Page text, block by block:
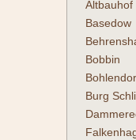
Altbauhof
Basedow
Bobbin
Burg